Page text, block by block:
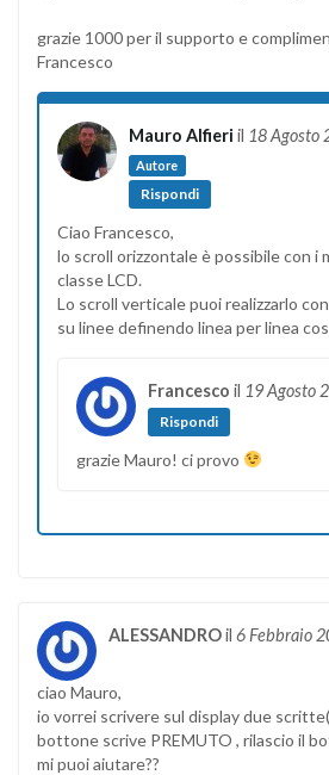
grazie 1000 per il supporto e
Francesco
Mauro Alfieri il 18 Agosto
Autore
Rispondi
Ciao Francesco,
lo scroll orizzontale è possibile con i
classe LCD.
Lo scroll verticale puoi realizzarlo
su linee definendo linea per linea
Francesco il 19 Agosto
Rispondi
grazie Mauro! ci provo
ALESSANDROil 6 Febbraio
ciao Mauro,
io vorrei scrivere sul display due
bottone scrive PREMUTO , rilascio il
mi puoi aiutare??